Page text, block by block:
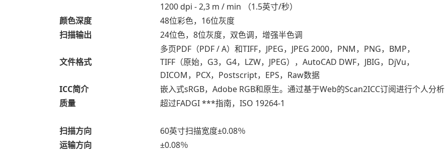
1200 dpi - 2,3 m / min （1.5英寸/秒）
颜色深度
48位彩色，16位灰度
扫描输出
24位色，8位灰度，双色调，增强半色调
文件格式
多页PDF（PDF / A）和TIFF，JPEG，JPEG 2000，PNM，PNG，BMP，
TIFF（原始，G3，G4，LZW，JPEG），AutoCAD DWF，JBIG，DjVu，
DICOM，PCX，Postscript，EPS，Raw数据
ICC简介
嵌入式sRGB，Adobe RGB和原生。通过基于Web的Scan2ICC订阅进行个人分析
质量
超过FADGI ***指南，ISO 19264-1
扫描方向
60英寸扫描宽度±0.08％
运输方向
±0.08％